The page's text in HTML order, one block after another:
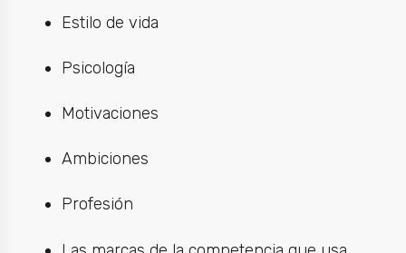
Estilo de vida
Psicología
Motivaciones
Ambiciones
Profesión